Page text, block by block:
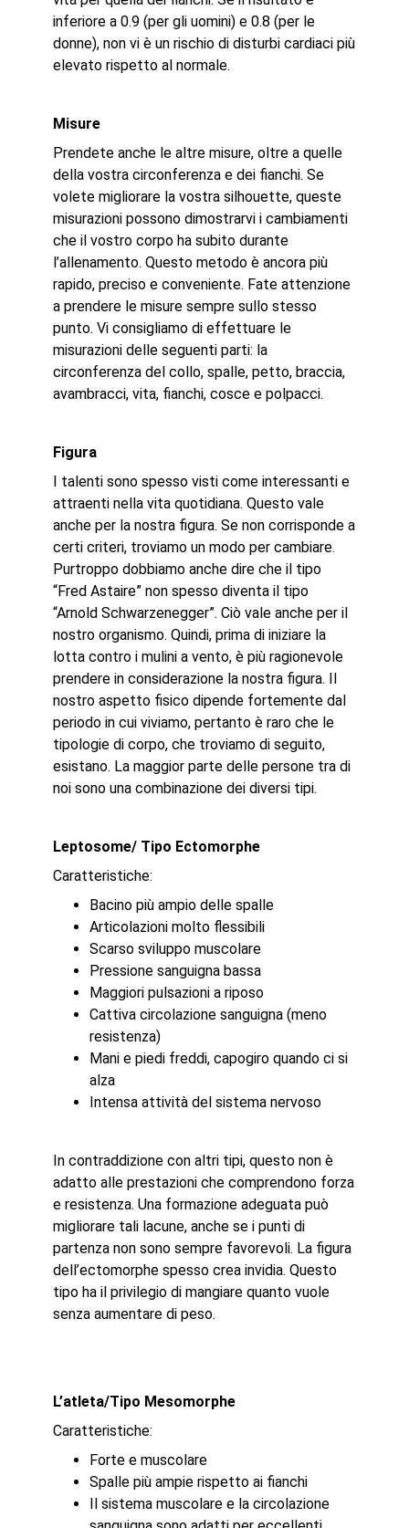
inferiore a 0.9 (per gli uomini) e 0.8 (per le
donne), non vi è un rischio di disturbi cardiaci più
elevato rispetto al normale.
Misure
Prendete anche le altre misure, oltre a quelle
della vostra circonferenza e dei fianchi. Se
volete migliorare la vostra silhouette, queste
misurazioni possono dimostrarvi i cambiamenti
che il vostro corpo ha subito durante
l’allenamento. Questo metodo è ancora più
rapido, preciso e conveniente. Fate attenzione
a prendere le misure sempre sullo stesso
punto. Vi consigliamo di effettuare le
misurazioni delle seguenti parti: la
circonferenza del collo, spalle, petto, braccia,
avambracci, vita, fianchi, cosce e polpacci.
Figura
I talenti sono spesso visti come interessanti e
attraenti nella vita quotidiana. Questo vale
anche per la nostra figura. Se non corrisponde a
certi criteri, troviamo un modo per cambiare.
Purtroppo dobbiamo anche dire che il tipo
“Fred Astaire” non spesso diventa il tipo
“Arnold Schwarzenegger”. Ciò vale anche per il
nostro organismo. Quindi, prima di iniziare la
lotta contro i mulini a vento, è più ragionevole
prendere in considerazione la nostra figura. Il
nostro aspetto fisico dipende fortemente dal
periodo in cui viviamo, pertanto è raro che le
tipologie di corpo, che troviamo di seguito,
esistano. La maggior parte delle persone tra di
noi sono una combinazione dei diversi tipi.
Leptosome/ Tipo Ectomorphe
Caratteristiche:
Bacino più ampio delle spalle
Articolazioni molto flessibili
Scarso sviluppo muscolare
Pressione sanguigna bassa
Maggiori pulsazioni a riposo
Cattiva circolazione sanguigna (meno
resistenza)
Mani e piedi freddi, capogiro quando ci si
alza
Intensa attività del sistema nervoso
In contraddizione con altri tipi, questo non è
adatto alle prestazioni che comprendono forza
e resistenza. Una formazione adeguata può
migliorare tali lacune, anche se i punti di
partenza non sono sempre favorevoli. La figura
dell’ectomorphe spesso crea invidia. Questo
tipo ha il privilegio di mangiare quanto vuole
senza aumentare di peso.
L’atleta/Tipo Mesomorphe
Caratteristiche:
Forte e muscolare
Spalle più ampie rispetto ai fianchi
Il sistema muscolare e la circolazione